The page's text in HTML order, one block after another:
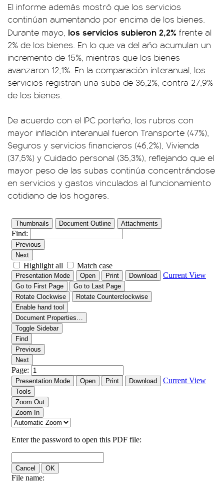
El informe además mostró que los servicios
continúan aumentando por encima de los bienes.
Durante mayo, los servicios subieron 2,2% frente al
2% de los bienes. En lo que va del año acumulan un
incremento de 15%, mientras que los bienes
avanzaron 12,1%. En la comparación interanual, los
servicios registran una suba de 36,2%, contra 27,9%
de los bienes.
De acuerdo con el IPC porteño, los rubros con
mayor inflación interanual fueron Transporte (47%),
Seguros y servicios financieros (46,2%), Vivienda
(37,5%) y Cuidado personal (35,3%), reflejando que el
mayor peso de las subas continúa concentrándose
en servicios y gastos vinculados al funcionamiento
cotidiano de los hogares.